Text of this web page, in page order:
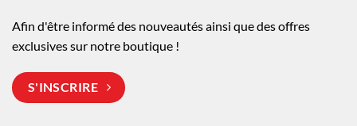
Afin d'être informé des nouveautés ainsi que des offres
exclusives sur notre boutique !
S'INSCRIRE